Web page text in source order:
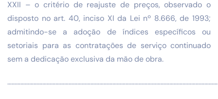
XXII – o critério de reajuste de preços, observado o
disposto no art. 40, inciso XI da Lei nº 8.666, de 1993;
admitindo-se a adoção de índices específicos ou
setoriais para as contratações de serviço continuado
sem a dedicação exclusiva da mão de obra.